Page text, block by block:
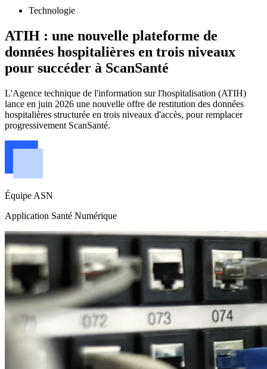
Technologie
ATIH : une nouvelle plateforme de
données hospitalières en trois niveaux
pour succéder à ScanSanté
L'Agence technique de l'information sur l'hospitalisation (ATIH)
lance en juin 2026 une nouvelle offre de restitution des données
hospitalières structurée en trois niveaux d'accès, pour remplacer
progressivement ScanSanté.
Équipe ASN
Application Santé Numérique